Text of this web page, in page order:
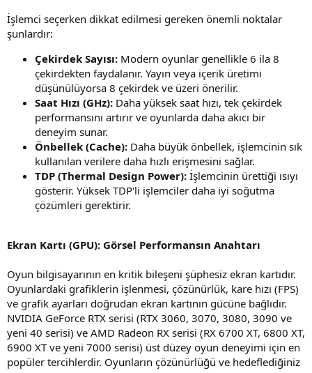
İşlemci seçerken dikkat edilmesi gereken önemli noktalar
şunlardır:
Çekirdek Sayısı: Modern oyunlar genellikle 6 ila 8
çekirdekten faydalanır. Yayın veya içerik üretimi
düşünülüyorsa 8 çekirdek ve üzeri önerilir.
Saat Hızı (GHz): Daha yüksek saat hızı, tek çekirdek
performansını artırır ve oyunlarda daha akıcı bir
deneyim sunar.
Önbellek (Cache): Daha büyük önbellek, işlemcinin sık
kullanılan verilere daha hızlı erişmesini sağlar.
TDP (Thermal Design Power): İşlemcinin ürettiği ısıyı
gösterir. Yüksek TDP'li işlemciler daha iyi soğutma
çözümleri gerektirir.
Ekran Kartı (GPU): Görsel Performansın Anahtarı
Oyun bilgisayarının en kritik bileşeni şüphesiz ekran kartıdır.
Oyunlardaki grafiklerin işlenmesi, çözünürlük, kare hızı (FPS)
ve grafik ayarları doğrudan ekran kartının gücüne bağlıdır.
NVIDIA GeForce RTX serisi (RTX 3060, 3070, 3080, 3090 ve
yeni 40 serisi) ve AMD Radeon RX serisi (RX 6700 XT, 6800 XT,
6900 XT ve yeni 7000 serisi) üst düzey oyun deneyimi için en
popüler tercihlerdir. Oyunların çözünürlüğü ve hedeflediğiniz